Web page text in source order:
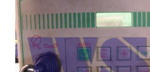
Larger
Image